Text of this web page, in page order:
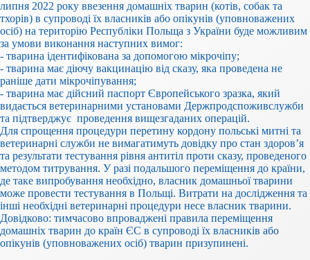
липня 2022 року ввезення домашніх тварин (котів, собак та
тхорів) в супроводі їх власників або опікунів (уповноважених
осіб) на територію Республіки Польща з України буде можливим
за умови виконання наступних вимог:
- тварина ідентифікована за допомогою мікрочіпу;
- тварина має діючу вакцинацію від сказу, яка проведена не
раніше дати мікрочіпування;
- тварина має дійсний паспорт Європейського зразка, який
видається ветеринарними установами Держпродспоживслужби
та підтверджує проведення вищезгаданих операцій.
Для спрощення процедури перетину кордону польські митні та
ветеринарні служби не вимагатимуть довідку про стан здоров’я
та результати тестування рівня антитіл проти сказу, проведеного
методом титрування. У разі подальшого переміщення до країни,
де таке випробування необхідно, власник домашньої тварини
може провести тестування в Польщі. Витрати на дослідження та
інші необхідні ветеринарні процедури несе власник тварини.
Довідково: тимчасово впроваджені правила переміщення
домашніх тварин до країн ЄС в супроводі їх власників або
опікунів (уповноважених осіб) тварин призупинені.